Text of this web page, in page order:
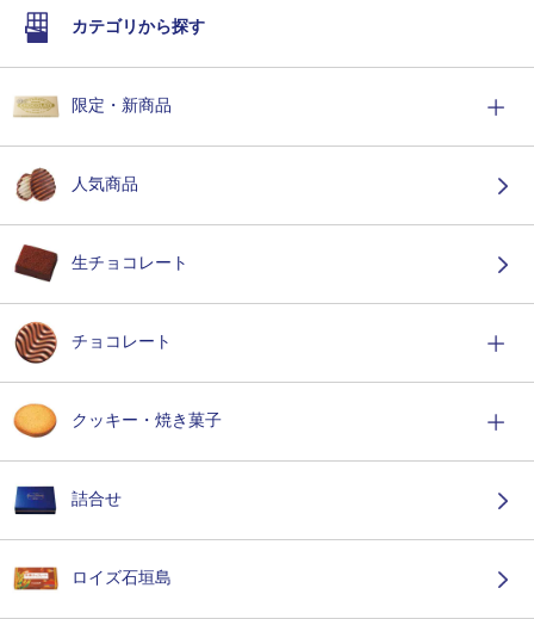
カテゴリから探す
限定・新商品
人気商品
生チョコレート
チョコレート
クッキー・焼き菓子
詰合せ
ロイズ石垣島